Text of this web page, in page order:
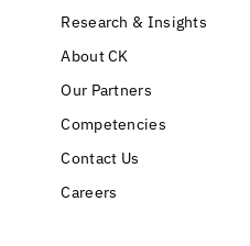
Research & Insights
About CK
Our Partners
Competencies
Contact Us
Careers